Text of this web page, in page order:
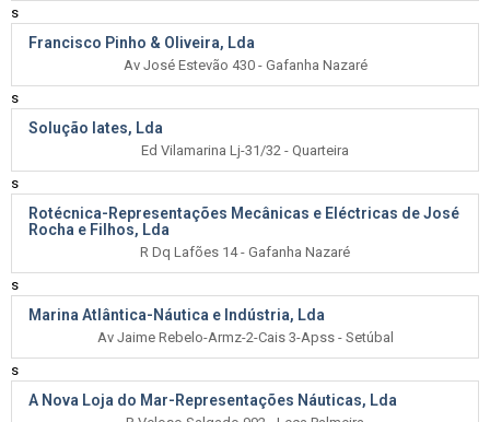
s
Francisco Pinho & Oliveira, Lda
Av José Estevão 430 - Gafanha Nazaré
s
Solução Iates, Lda
Ed Vilamarina Lj-31/32 - Quarteira
s
Rotécnica-Representações Mecânicas e Eléctricas de José
Rocha e Filhos, Lda
R Dq Lafões 14 - Gafanha Nazaré
s
Marina Atlântica-Náutica e Indústria, Lda
Av Jaime Rebelo-Armz-2-Cais 3-Apss - Setúbal
s
A Nova Loja do Mar-Representações Náuticas, Lda